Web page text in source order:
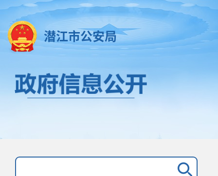
潜江市公安局